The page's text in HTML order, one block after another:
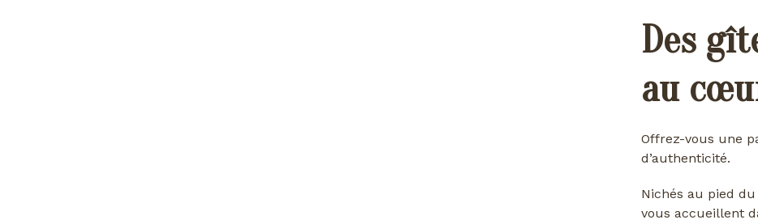
Des
au
Offrez-vous une
d’authenticité.
Nichés au pied
vous accueillent